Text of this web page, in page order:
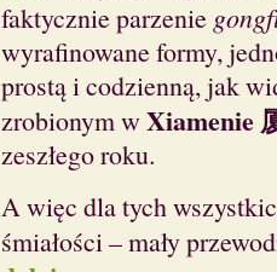
faktycznie parzenie
wyrafinowane formy,
prostą i codzienną, jak
zrobionym w Xiamenie
zeszłego roku.
A więc dla tych
śmiałości – mały